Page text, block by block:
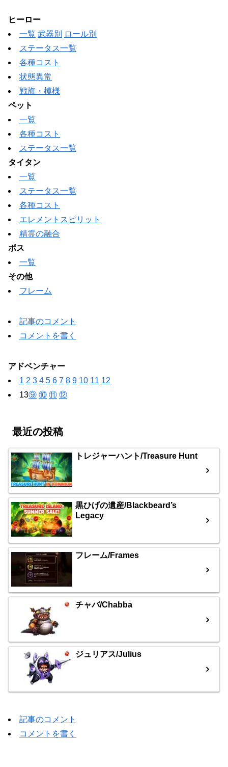
ヒーロー
一覧 武器別
ロール別
ステータス一覧
各種コスト
状態異常
戦旗・模様
ペット
一覧
各種コスト
ステータス一覧
タイタン
一覧
ステータス一覧
各種コスト
エレメントスピリット
精霊の融合
ボス
一覧
その他
フレーム
記事のコメント
コメントを書く
アドベンチャー
1 2 3 4 5 6 7 8 9 10 11 12
13⑨ ⑩ ⑪ ⑫
最近の投稿
トレジャーハント/Treasure Hunt
黒ひげの遺産/Blackbeard’s
Legacy
フレーム/Frames
チャバ/Chabba
ジュリアス/Julius
記事のコメント
コメントを書く